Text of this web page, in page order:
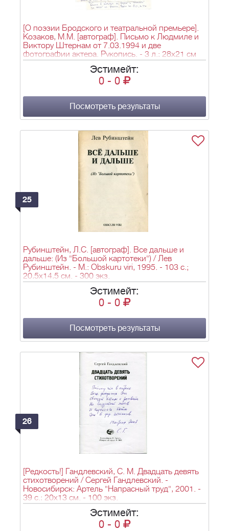
[О поэзии Бродского и театральной премьере].
Козаков, М.М. [автограф]. Письмо к Людмиле и
Виктору Штернам от 7.03.1994 и две
фотографии актера. Рукопись. - 3 л.; 28x21 см
(2); 30x21 см (2).
Эстимейт:
0 - 0
Посмотреть результаты
25
Рубинштейн, Л.С. [автограф]. Все дальше и
дальше: (Из "Большой картотеки") / Лев
Рубинштейн. - М.: Obskuru viri, 1995. - 103 с.;
20,5х14,5 см. - 300 экз.
Эстимейт:
0 - 0
Посмотреть результаты
26
[Редкость!] Гандлевский, С. М. Двадцать девять
стихотворений / Сергей Гандлевский. -
Новосибирск: Артель "Напрасный труд", 2001. -
39 с.; 20х13 см. - 100 экз.
Эстимейт:
0 - 0